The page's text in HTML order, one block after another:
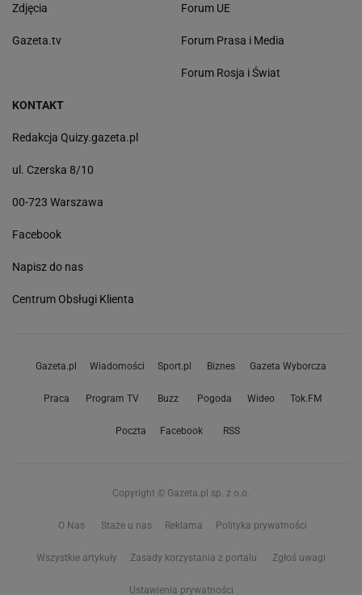
Zdjęcia
Gazeta.tv
Forum UE
Forum Prasa i Media
Forum Rosja i Świat
KONTAKT
Redakcja Quizy.gazeta.pl
ul. Czerska 8/10
00-723 Warszawa
Facebook
Napisz do nas
Centrum Obsługi Klienta
Gazeta.pl Wiadomości Sport.pl Biznes Gazeta Wyborcza
Praca Program TV Buzz Pogoda Wideo Tok.FM
Poczta Facebook RSS
Copyright © Gazeta.pl sp. z o.o.
O Nas Staże u nas Reklama Polityka prywatności
Wszystkie artykuły Zasady korzystania z portalu Zgłoś uwagi
Ustawienia prywatności